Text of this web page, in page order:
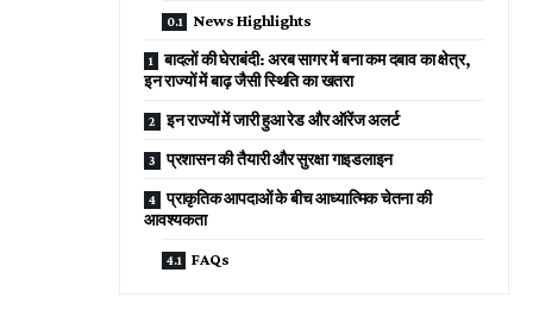
​News Highlights
​बादलों की घेराबंदी: अरब सागर में बना कम दबाव का क्षेत्र,
इन राज्यों में बाढ़ जैसी स्थिति का खतरा
​इन राज्यों में जारी हुआ रेड और ऑरेंज अलर्ट
​प्रशासन की तैयारी और सुरक्षा गाइडलाइन
प्राकृतिक आपदाओं के बीच आध्यात्मिक चेतना की
आवश्यकता
​FAQs